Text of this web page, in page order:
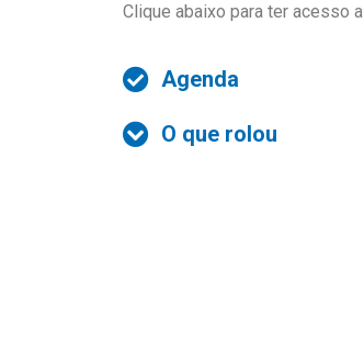
Clique abaixo para ter acesso a
Agenda
O que rolou